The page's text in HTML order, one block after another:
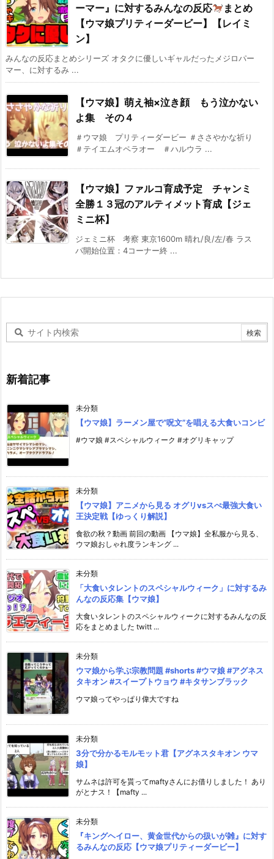
ーマー』に対するみんなの反応
まとめ
【ウマ娘プリティーダービー】【レイミ
ン】
みんなの反応まとめシリーズ オタクに優しいギャルだったメジロパー
マー、に対するみ ...
【ウマ娘】萌え袖×泣き顔 もう泣かない
よ集 その４
＃ウマ娘 プリティーダービー ＃ささやかな祈り
＃テイエムオペラオー ＃ハルウラ ...
【ウマ娘】ファルコ育成予定 チャンミ
全勝１３冠のアルティメット育成【ジェ
ミニ杯】
ジェミニ杯 考察 東京1600m 晴れ/良/左/春 ラス
パ開始位置：4コーナー終 ...
新着記事
未分類
【ウマ娘】ラーメン屋で”呪文”を唱える大食いコンビ
#ウマ娘 #スペシャルウィーク #オグリキャップ
未分類
【ウマ娘】アニメから見る オグリvsスぺ最強大食い
王決定戦【ゆっくり解説】
食欲の秋？動画 前回の動画 【ウマ娘】全私服から見る、
ウマ娘おしゃれ度ランキング ...
未分類
「大食いタレントのスペシャルウィーク」に対するみ
んなの反応集【ウマ娘】
大食いタレントのスペシャルウィークに対するみんなの反
応をまとめました twitt ...
未分類
ウマ娘から学ぶ宗教問題 #shorts #ウマ娘 #アグネス
タキオン #スイープトウョウ #キタサンブラック
ウマ娘ってやっぱり偉大ですね
未分類
3分で分かるモルモット君【アグネスタキオン ウマ
娘】
サムネは許可を貰ってmaftyさんにお借りしました！ あり
がとナス！【mafty ...
未分類
『キングヘイロー、黄金世代からの扱いが雑』に対す
るみんなの反応【ウマ娘プリティーダービー】